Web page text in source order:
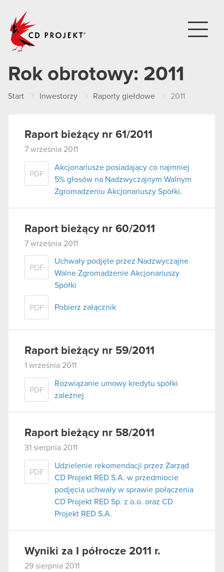
Rok obrotowy: 2011
Start Inwestorzy Raporty giełdowe 2011
Raport bieżący nr 61/2011
7 września 2011
PDF
Akcjonariusze posiadający co najmniej
5% głosów na Nadzwyczajnym Walnym
Zgromadzeniu Akcjonariuszy Spółki.
Raport bieżący nr 60/2011
7 września 2011
PDF
Uchwały podjęte przez Nadzwyczajne
Walne Zgromadzenie Akcjonariuszy
Spółki
PDF Pobierz załącznik
Raport bieżący nr 59/2011
1 września 2011
PDF
Rozwiązanie umowy kredytu spółki
zależnej
Raport bieżący nr 58/2011
31 sierpnia 2011
PDF
Udzielenie rekomendacji przez Zarząd
CD Projekt RED S.A. w przedmiocie
podjęcia uchwały w sprawie połączenia
CD Projekt RED Sp. z o.o. oraz CD
Projekt RED S.A.
Wyniki za I półrocze 2011 r.
29 sierpnia 2011